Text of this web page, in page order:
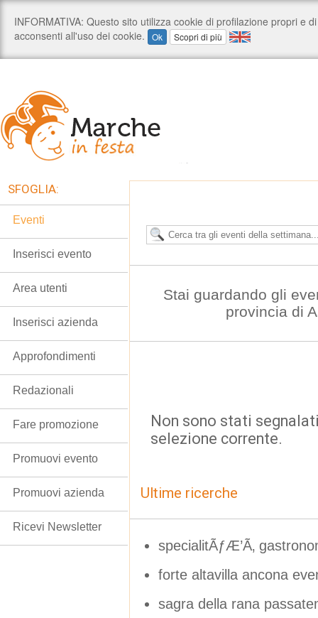
Stai guardando gli
provincia di
Non sono stati
selezione corrente.
Ultime ricerche
specialitÃƒÆ’Ã‚
forte altavilla ancona
sagra della rana
SFOGLIA:
Eventi
Inserisci evento
Area utenti
Inserisci azienda
Approfondimenti
Redazionali
Fare promozione
Promuovi evento
Promuovi azienda
Ricevi Newsletter